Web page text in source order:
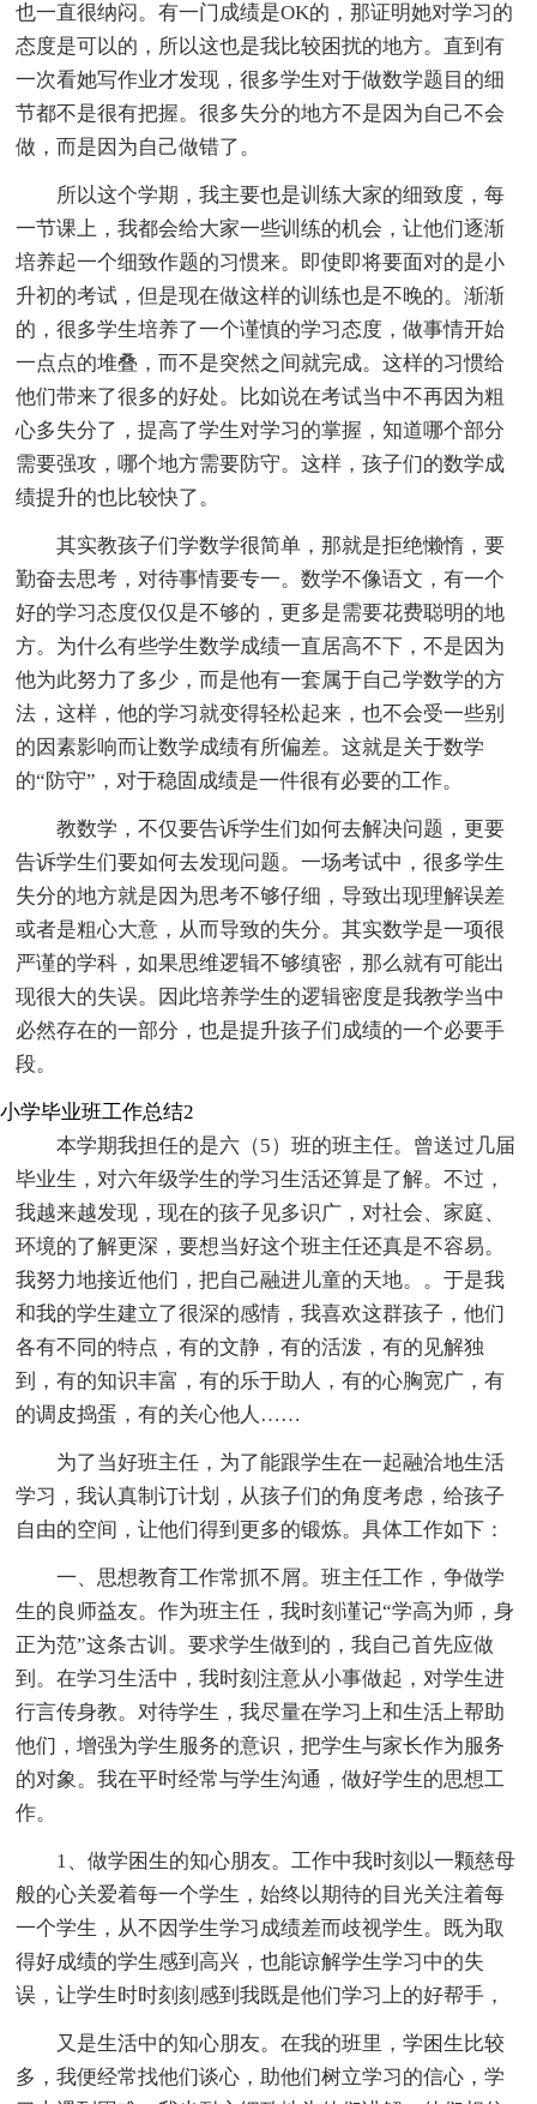
也一直很纳闷。有一门成绩是OK的，那证明她对学习的
态度是可以的，所以这也是我比较困扰的地方。直到有
一次看她写作业才发现，很多学生对于做数学题目的细
节都不是很有把握。很多失分的地方不是因为自己不会
做，而是因为自己做错了。
所以这个学期，我主要也是训练大家的细致度，每
一节课上，我都会给大家一些训练的机会，让他们逐渐
培养起一个细致作题的习惯来。即使即将要面对的是小
升初的考试，但是现在做这样的训练也是不晚的。渐渐
的，很多学生培养了一个谨慎的学习态度，做事情开始
一点点的堆叠，而不是突然之间就完成。这样的习惯给
他们带来了很多的好处。比如说在考试当中不再因为粗
心多失分了，提高了学生对学习的掌握，知道哪个部分
需要强攻，哪个地方需要防守。这样，孩子们的数学成
绩提升的也比较快了。
其实教孩子们学数学很简单，那就是拒绝懒惰，要
勤奋去思考，对待事情要专一。数学不像语文，有一个
好的学习态度仅仅是不够的，更多是需要花费聪明的地
方。为什么有些学生数学成绩一直居高不下，不是因为
他为此努力了多少，而是他有一套属于自己学数学的方
法，这样，他的学习就变得轻松起来，也不会受一些别
的因素影响而让数学成绩有所偏差。这就是关于数学
的“防守”，对于稳固成绩是一件很有必要的工作。
教数学，不仅要告诉学生们如何去解决问题，更要
告诉学生们要如何去发现问题。一场考试中，很多学生
失分的地方就是因为思考不够仔细，导致出现理解误差
或者是粗心大意，从而导致的失分。其实数学是一项很
严谨的学科，如果思维逻辑不够缜密，那么就有可能出
现很大的失误。因此培养学生的逻辑密度是我教学当中
必然存在的一部分，也是提升孩子们成绩的一个必要手
段。
小学毕业班工作总结2
本学期我担任的是六（5）班的班主任。曾送过几届
毕业生，对六年级学生的学习生活还算是了解。不过，
我越来越发现，现在的孩子见多识广，对社会、家庭、
环境的了解更深，要想当好这个班主任还真是不容易。
我努力地接近他们，把自己融进儿童的天地。。于是我
和我的学生建立了很深的感情，我喜欢这群孩子，他们
各有不同的特点，有的文静，有的活泼，有的见解独
到，有的知识丰富，有的乐于助人，有的心胸宽广，有
的调皮捣蛋，有的关心他人……
为了当好班主任，为了能跟学生在一起融洽地生活
学习，我认真制订计划，从孩子们的角度考虑，给孩子
自由的空间，让他们得到更多的锻炼。具体工作如下：
一、思想教育工作常抓不屑。班主任工作，争做学
生的良师益友。作为班主任，我时刻谨记“学高为师，身
正为范”这条古训。要求学生做到的，我自己首先应做
到。在学习生活中，我时刻注意从小事做起，对学生进
行言传身教。对待学生，我尽量在学习上和生活上帮助
他们，增强为学生服务的意识，把学生与家长作为服务
的对象。我在平时经常与学生沟通，做好学生的思想工
作。
1、做学困生的知心朋友。工作中我时刻以一颗慈母
般的心关爱着每一个学生，始终以期待的目光关注着每
一个学生，从不因学生学习成绩差而歧视学生。既为取
得好成绩的学生感到高兴，也能谅解学生学习中的失
误，让学生时时刻刻感到我既是他们学习上的好帮手，
又是生活中的知心朋友。在我的班里，学困生比较
多，我便经常找他们谈心，助他们树立学习的信心，学